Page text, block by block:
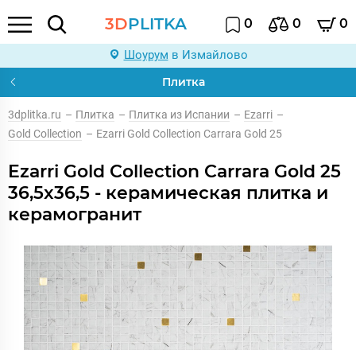
3DPLITKA 0 0 0
Шоурум в Измайлово
Плитка
3dplitka.ru – Плитка – Плитка из Испании – Ezarri –
Gold Collection – Ezarri Gold Collection Carrara Gold 25
Ezarri Gold Collection Carrara Gold 25
36,5x36,5 - керамическая плитка и
керамогранит